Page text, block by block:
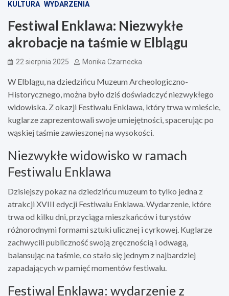
KULTURA WYDARZENIA
Festiwal Enklawa: Niezwykłe
akrobacje na taśmie w Elblągu
22 sierpnia 2025 Monika Czarnecka
W Elblągu, na dziedzińcu Muzeum Archeologiczno-
Historycznego, można było dziś doświadczyć niezwykłego
widowiska. Z okazji Festiwalu Enklawa, który trwa w mieście,
kuglarze zaprezentowali swoje umiejętności, spacerując po
wąskiej taśmie zawieszonej na wysokości.
Niezwykłe widowisko w ramach
Festiwalu Enklawa
Dzisiejszy pokaz na dziedzińcu muzeum to tylko jedna z
atrakcji XVIII edycji Festiwalu Enklawa. Wydarzenie, które
trwa od kilku dni, przyciąga mieszkańców i turystów
różnorodnymi formami sztuki ulicznej i cyrkowej. Kuglarze
zachwycili publiczność swoją zręcznością i odwagą,
balansując na taśmie, co stało się jednym z najbardziej
zapadających w pamięć momentów festiwalu.
Festiwal Enklawa: wydarzenie z